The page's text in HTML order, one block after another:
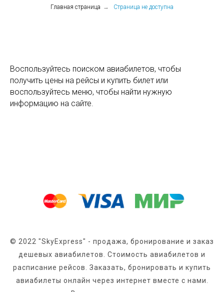
Главная страница → Страница не доступна
Воспользуйтесь поиском авиабилетов, чтобы
получить цены на рейсы и купить билет или
воспользуйтесь меню, чтобы найти нужную
информацию на сайте.
© 2022 "SkyExpress" - продажа, бронирование и заказ
дешевых авиабилетов. Стоимость авиабилетов и
расписание рейсов. Заказать, бронировать и купить
авиабилеты онлайн через интернет вместе с нами.